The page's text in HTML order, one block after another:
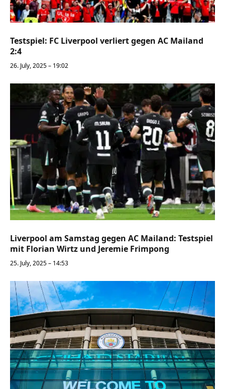
Testspiel: FC Liverpool verliert gegen AC Mailand
2:4
26. July, 2025 – 19:02
Liverpool am Samstag gegen AC Mailand: Testspiel
mit Florian Wirtz und Jeremie Frimpong
25. July, 2025 – 14:53